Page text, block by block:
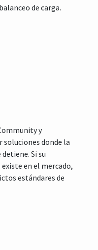
de carga.
y
donde la
Si su
en el mercado,
estándares de